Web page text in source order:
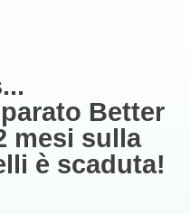
Better
mesi sulla
è scaduta!